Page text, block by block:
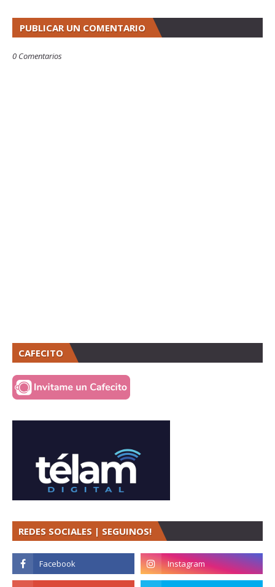
PUBLICAR UN COMENTARIO
0 Comentarios
CAFECITO
REDES SOCIALES | SEGUINOS!